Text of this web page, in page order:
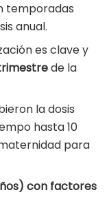
temporadas
anual.
es clave y
de la
la dosis
hasta 10
para
con factores